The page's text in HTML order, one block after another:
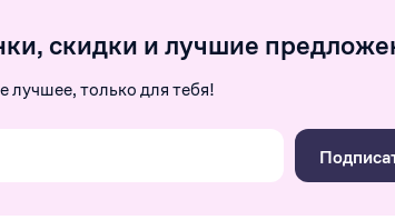
скидки и лучшие
лучшее, только для тебя!